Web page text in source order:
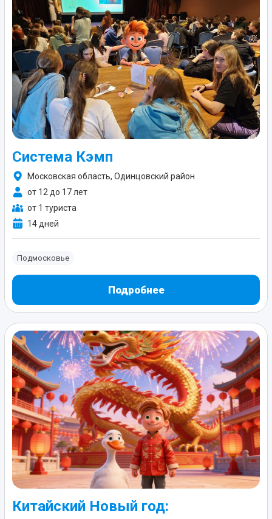
Система Кэмп
Московская область, Одинцовский район
от 12 до 17 лет
от 1 туриста
14 дней
Подмосковье
Подробнее
Китайский Новый год: